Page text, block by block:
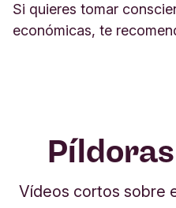
Si quieres tomar
económicas, te
Vídeos cortos sobre